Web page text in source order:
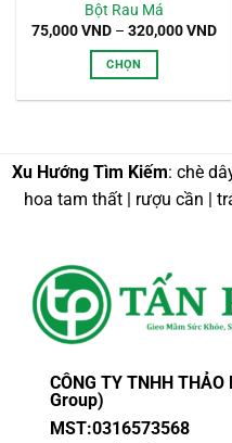
Bột Rau Má
75,000VND – 320,000VND
CHỌN
nhiều
biến
chọn
có
chọn
trang
Xu Hướng Tìm Kiếm: chè
hoa tam thất | rượu cần |
CÔNG TY TNHH
Group)
MST:0316573568